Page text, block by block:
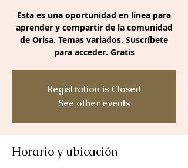
Esta es una oportunidad en línea para
aprender y compartir de la comunidad
de Orisa. Temas variados. Suscríbete
para acceder. Gratis
Registration is Closed
See other events
Horario y ubicación